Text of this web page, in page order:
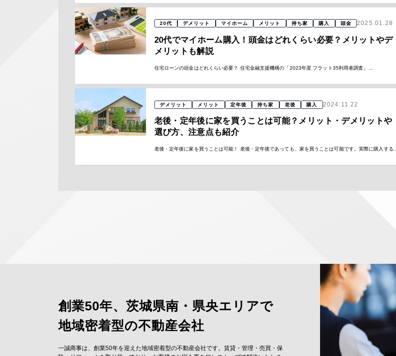
20代 デメリット マイホーム メリット 持ち家 購入 頭金 2025.01.28
20代でマイホーム購入！頭金はどれくらい必要？メリットやデ
メリットも解説
住宅ローンの頭金はどれくらい必要？ 住宅金融支援機構の「2023年度 フラット35利用者調査」...
デメリット メリット 定年後 持ち家 老後 購入 2024.11.22
老後・定年後に家を買うことは可能？メリット・デメリットや
選び方、注意点も紹介
老後・定年後に家を買うことは可能！ 老後・定年後であっても、家を買うことは可能です。実際に購入する...
創業50年、茨城県南・県央エリアで
地域密着型の不動産会社
一誠商事は、創業50年を迎えた地域密着型の不動産会社です。賃貸・管理・売買・保